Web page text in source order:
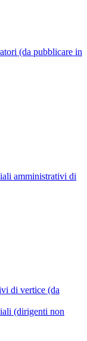
(da pubblicare in
amministrativi di
di vertice (da
(dirigenti non